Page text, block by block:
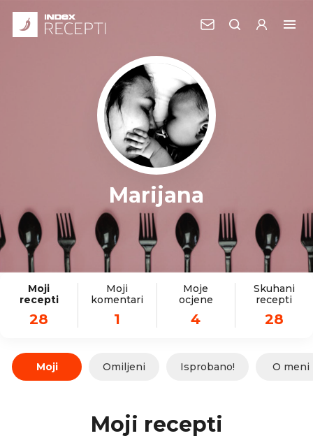
Marijana
Moji
recepti
28
Moji
komentari
1
Moje
ocjene
4
Skuhani
recepti
28
Moji Omiljeni Isprobano! O meni
Moji recepti